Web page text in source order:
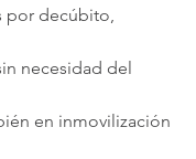
por decúbito,
necesidad del
en inmovilización